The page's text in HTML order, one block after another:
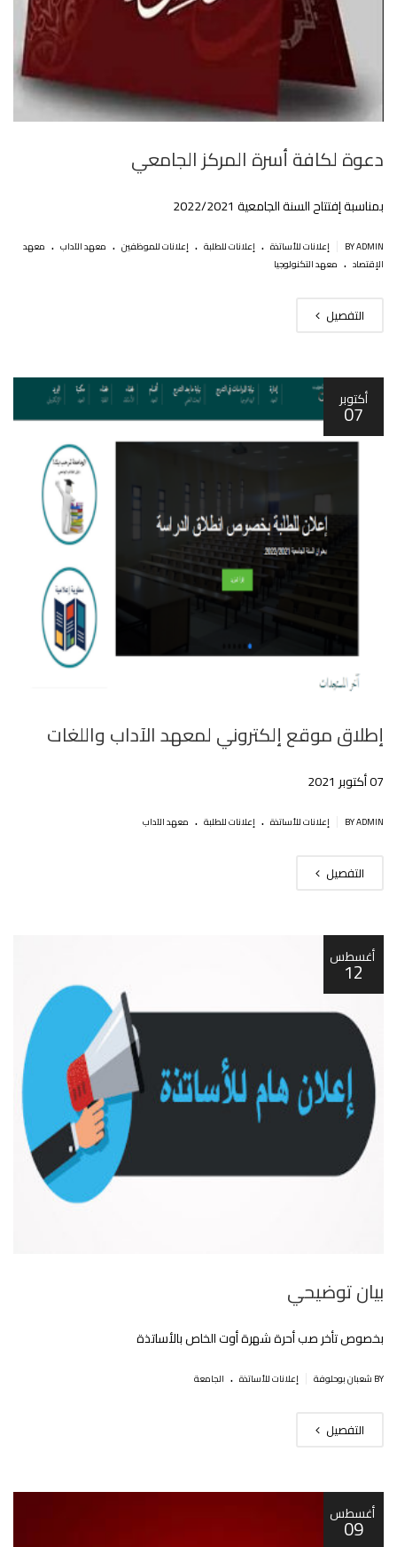
دعوة لكافة أسرة المركز الجامعي‎‎
بمناسبة إفتتاح السنة الجامعية 2022/2021
BY ADMIN إعلانات للأساتذة . إعلانات للطلبة . إعلانات للموظفين . معهد الآداب . معهد
الإقتصاد . معهد التكنولوجيا
التفصيل
أكتوبر
07
إطلاق موقع إلكتروني لمعهد اﻵداب واللغات
07 أكتوبر 2021
BY ADMIN إعلانات للأساتذة . إعلانات للطلبة . معهد الآداب
التفصيل
أغسطس
12
بيان توضيحي
بخصوص تأخر صب أحرة شهرة أوت الخاص بالأساتذة
BY شعبان بوحلوفة إعلانات للأساتذة . الجامعة
التفصيل
أغسطس
09